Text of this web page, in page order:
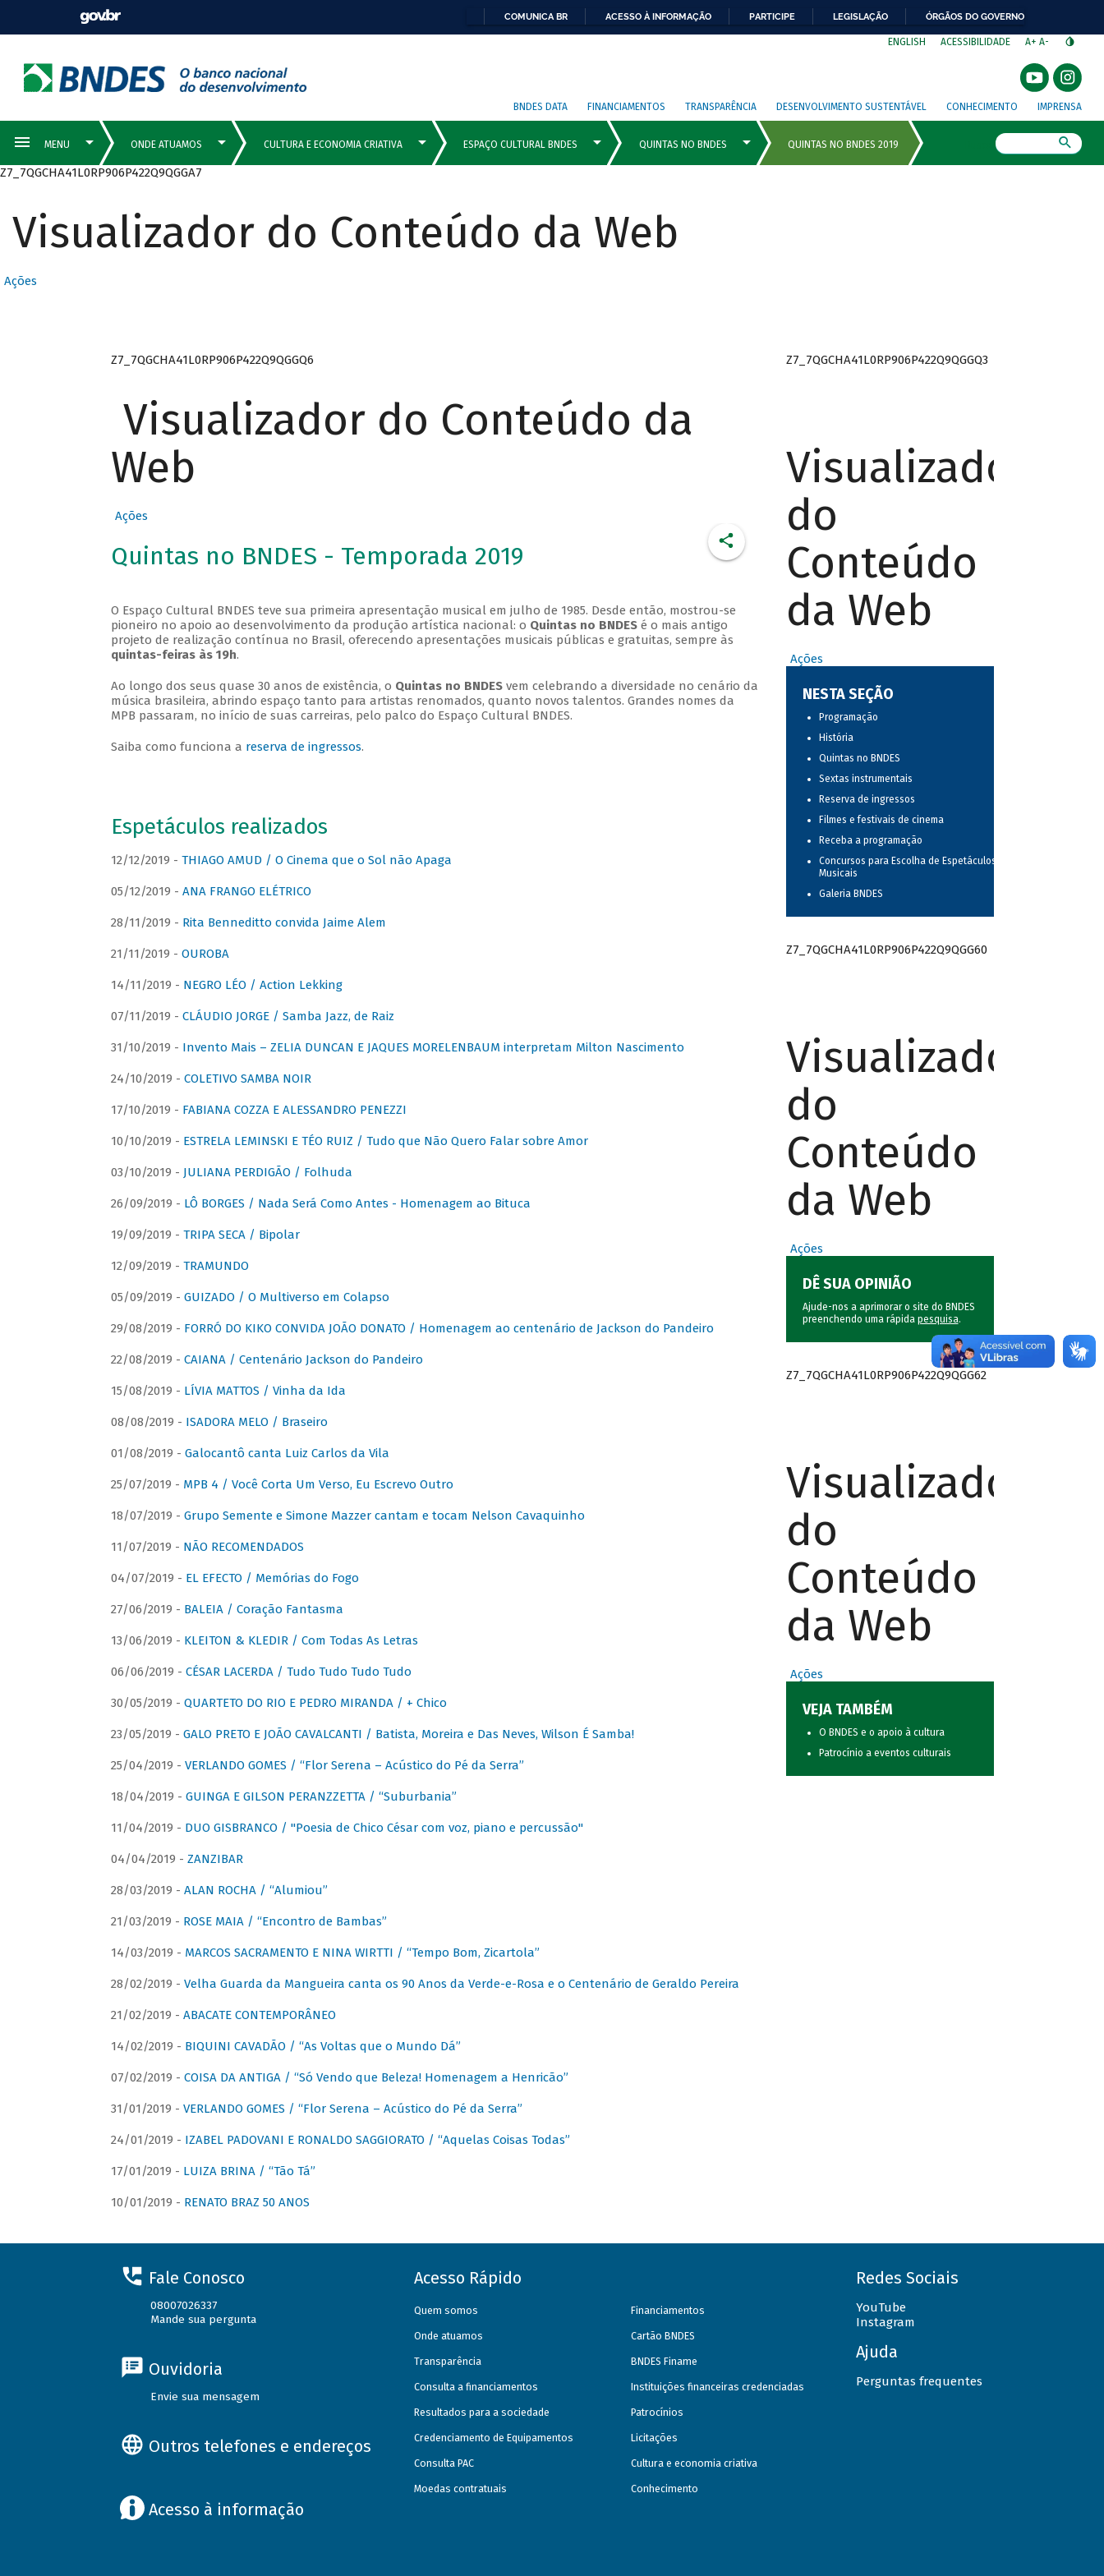
COMUNICA BR ACESSO À INFORMAÇÃO PARTICIPE LEGISLAÇÃO ÓRGÃOS DO GOVERNO
ENGLISH ACESSIBILIDADE A+ A-
BNDES DATA FINANCIAMENTOS TRANSPARÊNCIA DESENVOLVIMENTO SUSTENTÁVEL CONHECIMENTO IMPRENSA
Z7_7QGCHA41L0RP906P422Q9QGGA7
Visualizador do Conteúdo da Web
Ações
Z7_7QGCHA41L0RP906P422Q9QGGQ6
Visualizador do Conteúdo da
Web
Ações
Quintas no BNDES - Temporada 2019
O Espaço Cultural BNDES teve sua primeira apresentação musical em julho de 1985. Desde então, mostrou-se
pioneiro no apoio ao desenvolvimento da produção artística nacional: o Quintas no BNDESé o mais antigo
projeto de realização contínua no Brasil, oferecendo apresentações musicais públicas e gratuitas, sempre às
quintas-feiras às 19h.
Ao longo dos seus quase 30 anos de existência, o Quintas no BNDESvem celebrando a diversidade no cenário da
música brasileira, abrindo espaço tanto para artistas renomados, quanto novos talentos. Grandes nomes da
MPB passaram, no início de suas carreiras, pelo palco do Espaço Cultural BNDES.
Saiba como funciona a reserva de ingressos.
Espetáculos realizados
12/12/2019 - THIAGO AMUD / O Cinema que o Sol não Apaga
05/12/2019 - ANA FRANGO ELÉTRICO
28/11/2019 - Rita Benneditto convida Jaime Alem
21/11/2019 - OUROBA
14/11/2019 - NEGRO LÉO / Action Lekking
07/11/2019 - CLÁUDIO JORGE / Samba Jazz, de Raiz
31/10/2019 - Invento Mais – ZELIA DUNCAN E JAQUES MORELENBAUM interpretam Milton Nascimento
24/10/2019 - COLETIVO SAMBA NOIR
17/10/2019 - FABIANA COZZA E ALESSANDRO PENEZZI
10/10/2019 - ESTRELA LEMINSKI E TÉO RUIZ / Tudo que Não Quero Falar sobre Amor
03/10/2019 - JULIANA PERDIGÃO / Folhuda
26/09/2019 - LÔ BORGES / Nada Será Como Antes - Homenagem ao Bituca
19/09/2019 - TRIPA SECA / Bipolar
12/09/2019 - TRAMUNDO
05/09/2019 - GUIZADO / O Multiverso em Colapso
29/08/2019 - FORRÓ DO KIKO CONVIDA JOÃO DONATO / Homenagem ao centenário de Jackson do Pandeiro
22/08/2019 - CAIANA / Centenário Jackson do Pandeiro
15/08/2019 - LÍVIA MATTOS / Vinha da Ida
08/08/2019 - ISADORA MELO / Braseiro
01/08/2019 - Galocantô canta Luiz Carlos da Vila
25/07/2019 - MPB 4 / Você Corta Um Verso, Eu Escrevo Outro
18/07/2019 - Grupo Semente e Simone Mazzer cantam e tocam Nelson Cavaquinho
11/07/2019 - NÃO RECOMENDADOS
04/07/2019 - EL EFECTO / Memórias do Fogo
27/06/2019 - BALEIA / Coração Fantasma
13/06/2019 - KLEITON & KLEDIR / Com Todas As Letras
06/06/2019 - CÉSAR LACERDA / Tudo Tudo Tudo Tudo
30/05/2019 - QUARTETO DO RIO E PEDRO MIRANDA / + Chico
23/05/2019 - GALO PRETO E JOÃO CAVALCANTI / Batista, Moreira e Das Neves, Wilson É Samba!
25/04/2019 - VERLANDO GOMES / “Flor Serena – Acústico do Pé da Serra”
18/04/2019 - GUINGA E GILSON PERANZZETTA / “Suburbania”
11/04/2019 - DUO GISBRANCO / "Poesia de Chico César com voz, piano e percussão"
04/04/2019 - ZANZIBAR
28/03/2019 - ALAN ROCHA / “Alumiou”
21/03/2019 - ROSE MAIA / “Encontro de Bambas”
14/03/2019 - MARCOS SACRAMENTO E NINA WIRTTI / “Tempo Bom, Zicartola”
28/02/2019 - Velha Guarda da Mangueira canta os 90 Anos da Verde-e-Rosa e o Centenário de Geraldo Pereira
21/02/2019 - ABACATE CONTEMPORÂNEO
14/02/2019 - BIQUINI CAVADÃO / “As Voltas que o Mundo Dá”
07/02/2019 - COISA DA ANTIGA / “Só Vendo que Beleza! Homenagem a Henricão”
31/01/2019 - VERLANDO GOMES / “Flor Serena – Acústico do Pé da Serra”
24/01/2019 - IZABEL PADOVANI E RONALDO SAGGIORATO / “Aquelas Coisas Todas”
17/01/2019 - LUIZA BRINA / “Tão Tá”
10/01/2019 - RENATO BRAZ 50 ANOS
Z7_7QGCHA41L0RP906P422Q9QGGQ3
Visualizador
do
Conteúdo
da Web
Ações
NESTA SEÇÃO
Programação
História
Quintas no BNDES
Sextas instrumentais
Reserva de ingressos
Filmes e festivais de cinema
Receba a programação
Concursos para Escolha de Espetáculos
Musicais
Galeria BNDES
Z7_7QGCHA41L0RP906P422Q9QGG60
Visualizador
do
Conteúdo
da Web
Ações
DÊ SUA OPINIÃO
Ajude-nos a aprimorar o site do BNDES
preenchendo uma rápida pesquisa.
Z7_7QGCHA41L0RP906P422Q9QGG62
Visualizador
do
Conteúdo
da Web
Ações
VEJA TAMBÉM
O BNDES e o apoio à cultura
Patrocínio a eventos culturais
Fale Conosco
08007026337
Mande sua pergunta
Ouvidoria
Envie sua mensagem
Outros telefones e endereços
Acesso à informação
Acesso Rápido
Quem somos
Onde atuamos
Transparência
Consulta a financiamentos
Resultados para a sociedade
Credenciamento de Equipamentos
Consulta PAC
Moedas contratuais
Financiamentos
Cartão BNDES
BNDES Finame
Instituições financeiras credenciadas
Patrocínios
Licitações
Cultura e economia criativa
Conhecimento
Redes Sociais
YouTube
Instagram
Ajuda
Perguntas frequentes